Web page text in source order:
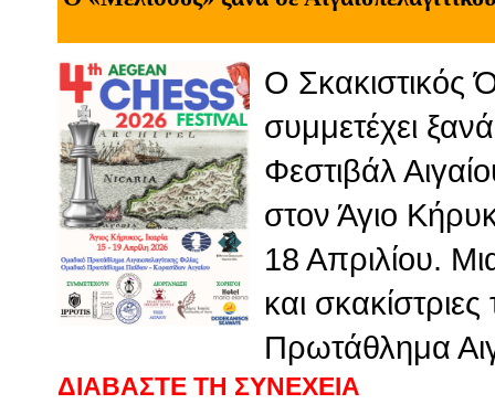
Ο Σκακιστικός
συμμετέχει
Φεστιβάλ
στον Άγιο
18 Απριλίου.
και
Πρωτάθλημα
ΔΙΑΒΑΣΤΕ ΤΗ ΣΥΝΕΧΕΙΑ